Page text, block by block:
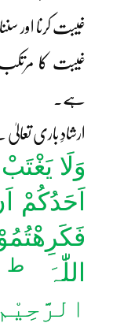
غیبت کرنا اور
غیبت کا
ہے۔
ارشادِ باری
وَلَا
اَحَدُکُمْ
اللّٰہَ
ط